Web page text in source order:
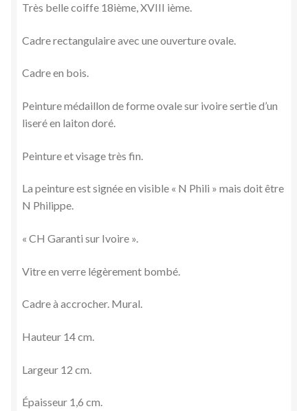
Très belle coiffe 18ième, XVIII ième.
Cadre rectangulaire avec une ouverture ovale.
Cadre en bois.
Peinture médaillon de forme ovale sur ivoire sertie d’un
liseré en laiton doré.
Peinture et visage très fin.
La peinture est signée en visible « N Phili » mais doit être
N Philippe.
« CH Garanti sur Ivoire ».
Vitre en verre légèrement bombé.
Cadre à accrocher. Mural.
Hauteur 14 cm.
Largeur 12 cm.
Épaisseur 1,6 cm.